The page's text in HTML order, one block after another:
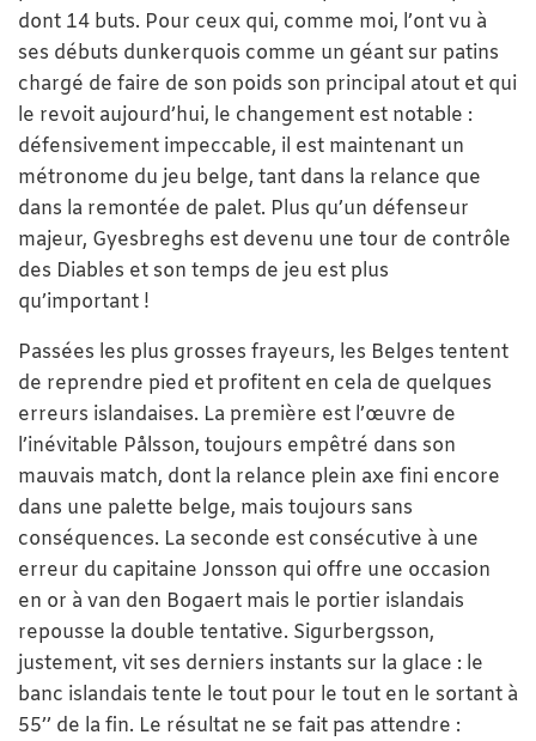
dont 14 buts. Pour ceux qui, comme moi, l’ont vu à
ses débuts dunkerquois comme un géant sur patins
chargé de faire de son poids son principal atout et qui
le revoit aujourd’hui, le changement est notable :
défensivement impeccable, il est maintenant un
métronome du jeu belge, tant dans la relance que
dans la remontée de palet. Plus qu’un défenseur
majeur, Gyesbreghs est devenu une tour de contrôle
des Diables et son temps de jeu est plus
qu’important !
Passées les plus grosses frayeurs, les Belges tentent
de reprendre pied et profitent en cela de quelques
erreurs islandaises. La première est l’œuvre de
l’inévitable Pålsson, toujours empêtré dans son
mauvais match, dont la relance plein axe fini encore
dans une palette belge, mais toujours sans
conséquences. La seconde est consécutive à une
erreur du capitaine Jonsson qui offre une occasion
en or à van den Bogaert mais le portier islandais
repousse la double tentative. Sigurbergsson,
justement, vit ses derniers instants sur la glace : le
banc islandais tente le tout pour le tout en le sortant à
55’’ de la fin. Le résultat ne se fait pas attendre :